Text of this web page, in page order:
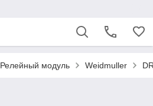
Релейный модуль Weidmuller